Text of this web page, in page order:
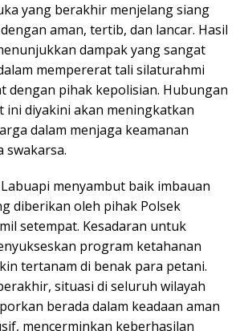
yang berakhir menjelang siang
aman, tertib, dan lancar. Hasil
dampak yang sangat
mempererat tali silaturahmi
dengan pihak kepolisian. Hubungan
ini diyakini akan meningkatkan
dalam menjaga keamanan
swakarsa.
menyambut baik imbauan
diberikan oleh pihak Polsek
setempat. Kesadaran untuk
program ketahanan
tertanam di benak para petani.
situasi di seluruh wilayah
berada dalam keadaan aman
mencerminkan keberhasilan